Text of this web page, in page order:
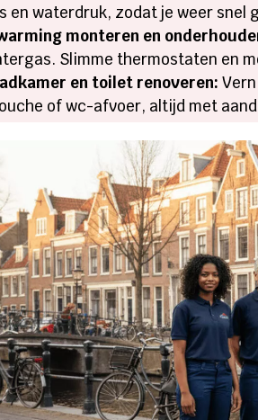
en waterdruk, zodat je weer
monteren en
Slimme thermostaten en
en toilet renoveren:
of wc-afvoer, altijd met